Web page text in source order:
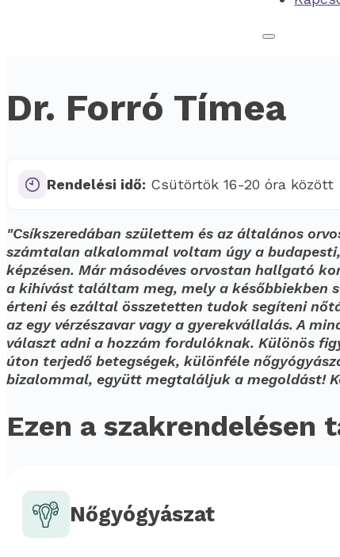
Dr. Forró Tímea
Rendelési idő: Csütörtök 16-20 óra között
"Csíkszeredában születtem és az általános
számtalan alkalommal voltam úgy a
képzésen. Már másodéves orvostan hallgató
a kihívást találtam meg, mely a későbbiekben
érteni és ezáltal összetetten tudok segíteni
az egy vérzészavar vagy a gyerekvállalás. A
választ adni a hozzám fordulóknak. Különös
úton terjedő betegségek, különféle
bizalommal, együtt megtaláljuk a megoldást!
Ezen a szakrendelésen
Nőgyógyászat